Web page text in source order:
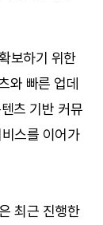
보하기 위한
와 빠른 업데
츠 기반 커뮤
스를 이어가
최근 진행한